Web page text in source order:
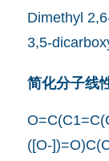
Dimethyl
3,5-
简化分子线
([O-